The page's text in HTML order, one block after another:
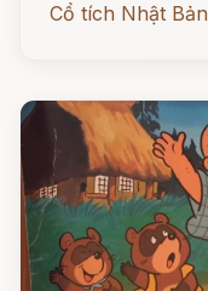
Cổ tích Nhật Bản